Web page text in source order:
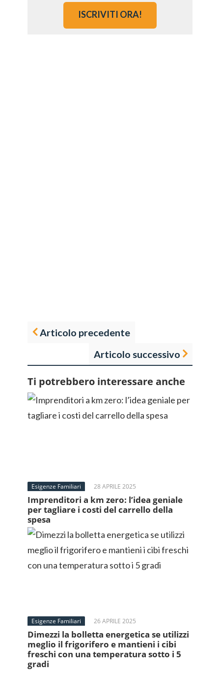
ISCRIVITI ORA!
Articolo precedente
Articolo successivo
Ti potrebbero interessare anche
Esigenze Familiari 28 APRILE 2025
Imprenditori a km zero: l’idea geniale
per tagliare i costi del carrello della
spesa
Esigenze Familiari 26 APRILE 2025
Dimezzi la bolletta energetica se utilizzi
meglio il frigorifero e mantieni i cibi
freschi con una temperatura sotto i 5
gradi